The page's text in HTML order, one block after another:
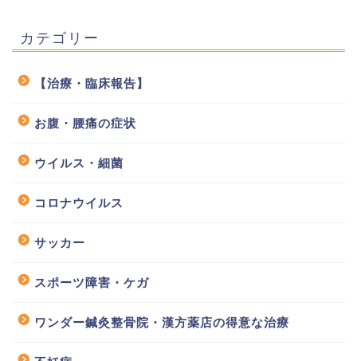
カテゴリー
【治療・臨床報告】
お腹・腰痛の症状
ウイルス・細菌
コロナウイルス
サッカー
スポーツ障害・ケガ
ワンダー鍼灸整骨院・漢方薬店の得意な治療